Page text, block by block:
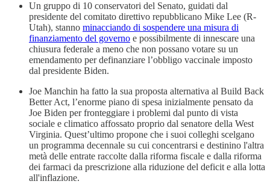
Un gruppo di 10 conservatori del Senato, guidati dal
presidente del comitato direttivo repubblicano Mike Lee (R-
Utah), stanno minacciando di sospendere una misura di
finanziamento del governo e possibilmente di innescare una
chiusura federale a meno che non possano votare su un
emendamento per definanziare l’obbligo vaccinale imposto
dal presidente Biden.
Joe Manchin ha fatto la sua proposta alternativa al Build Back
Better Act, l’enorme piano di spesa inizialmente pensato da
Joe Biden per fronteggiare i problemi dal punto di vista
sociale e climatico affossato proprio dal senatore della West
Virginia. Quest’ultimo propone che i suoi colleghi scelgano
un programma decennale su cui concentrarsi e destinino l'altra
metà delle entrate raccolte dalla riforma fiscale e dalla riforma
dei farmaci da prescrizione alla riduzione del deficit e alla lotta
all'inflazione.